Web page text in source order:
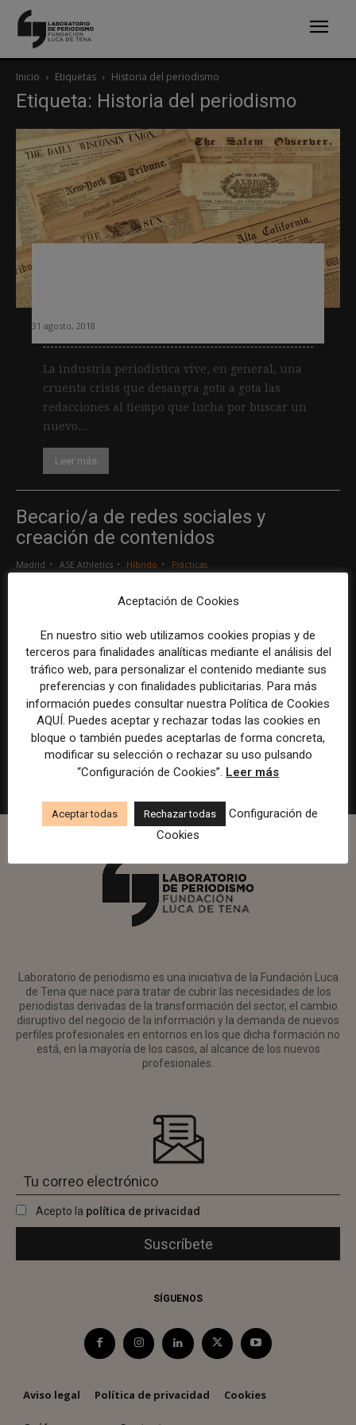
Inicio Etiquetas Historia del periodismo
Etiqueta: Historia del periodismo
31 agosto, 2018
La industria periodística vive, en general, una
cruenta crisis que desangra gota a gota las
redacciones al tiempo que lucha por buscar un
nuevo...
Leer más
Becario/a de redes sociales y
creación de contenidos
Madrid ASE Athletics Híbrido Prácticas
Creador/a de contenidos
Barcelona Gods Brand Indefinido Tiempo completo
Responsable de marcas y patrocinios
en Watif TV
Madrid Watif Presencial Tiempo completo
Laboratorio de periodismo es una iniciativa de la Fundación Luca
de Tena que nace para tratar de cubrir las necesidades de los
periodistas derivadas de la transformación del sector, el cambio
disruptivo del negocio de la información y la demanda de nuevos
perfiles profesionales en entornos en los que dicha formación no
está, en la mayoría de los casos, al alcance de los nuevos
profesionales.
Acepto la política de privacidad
SÍGUENOS
Aviso legal Política de privacidad Cookies
Aceptación de Cookies
En nuestro sitio web utilizamos cookies propias y de
terceros para finalidades analíticas mediante el análisis del
tráfico web, para personalizar el contenido mediante sus
preferencias y con finalidades publicitarias. Para más
información puedes consultar nuestra Política de Cookies
AQUÍ. Puedes aceptar y rechazar todas las cookies en
bloque o también puedes aceptarlas de forma concreta,
modificar su selección o rechazar su uso pulsando
“Configuración de Cookies”. Leer más
Aceptar todas Rechazar todas
Configuración de
Cookies